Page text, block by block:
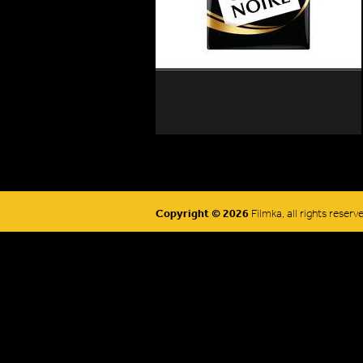
Copyright © 2026 Filmka, all rights